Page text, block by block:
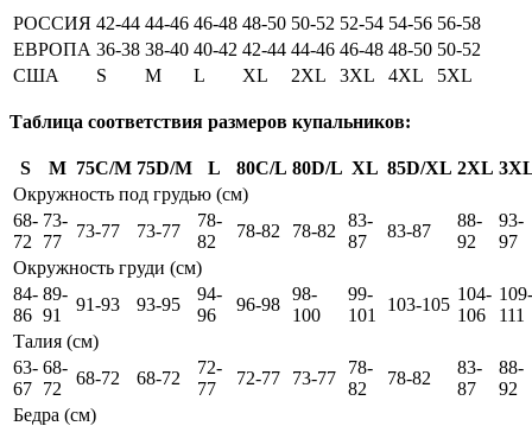
РОССИЯ 42-44 44-46 46-48 48-50 50-52 52-54 54-56 56-58
ЕВРОПА 36-38 38-40 40-42 42-44 44-46 46-48 48-50 50-52
США
S M L XL 2XL 3XL 4XL 5XL
Таблица соответствия размеров купальников:
S M 75C/M 75D/M L 80C/L 80D/L XL 85D/XL 2XL
Окружность под грудью (см)
68-
72
73-
77
73-77 73-77
78-
82
78-82 78-82
83-
87
83-87
88-
92
93-
97
Окружность груди (см)
84-
86
89-
91
91-93 93-95
94-
96
96-98
98-
100
99-
101
103-105
104-
106
109-
111
Талия (см)
63-
67
68-
72
68-72 68-72
72-
77
72-77 73-77
78-
82
78-82
83-
87
88-
92
Бедра (см)